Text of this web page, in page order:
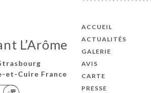
L’Arôme
et-Cuire France
ACCUEIL
ACTUALITÉS
GALERIE
AVIS
CARTE
PRESSE